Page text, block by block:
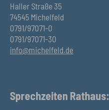
Haller Straße 35
74545 Michelfeld
0791/97071-0
0791/97071-30
info@michelfeld.de
Sprechzeiten Rathaus: